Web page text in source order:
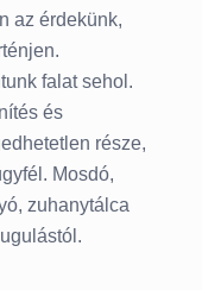
az érdekünk,
falat sehol.
és
része,
Mosdó,
zuhanytálca